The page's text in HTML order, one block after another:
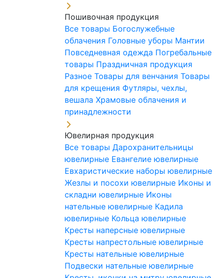
Пошивочная продукция
Все товары Богослужебные
облачения Головные уборы Мантии
Повседневная одежда Погребальные
товары Праздничная продукция
Разное Товары для венчания Товары
для крещения Футляры, чехлы,
вешала Храмовые облачения и
принадлежности
Ювелирная продукция
Все товары Дарохранительницы
ювелирные Евангелие ювелирные
Евхаристические наборы ювелирные
Жезлы и посохи ювелирные Иконы и
складни ювелирные Иконы
нательные ювелирные Кадила
ювелирные Кольца ювелирные
Кресты наперсные ювелирные
Кресты напрестольные ювелирные
Кресты нательные ювелирные
Подвески нательные ювелирные